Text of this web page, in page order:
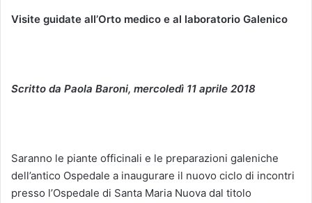
Visite guidate all’Orto medico e al laboratorio Galenico
Scritto da Paola Baroni, mercoledì 11 aprile 2018
Saranno le piante officinali e le preparazioni galeniche
dell’antico Ospedale a inaugurare il nuovo ciclo di incontri
presso l’Ospedale di Santa Maria Nuova dal titolo